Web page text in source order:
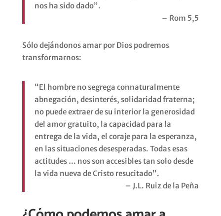
nos ha sido dado”.
– Rom 5,5
Sólo dejándonos amar por Dios podremos
transformarnos:
“El hombre no segrega connaturalmente
abnegación, desinterés, solidaridad fraterna;
no puede extraer de su interior la generosidad
del amor gratuito, la capacidad para la
entrega de la vida, el coraje para la esperanza,
en las situaciones desesperadas. Todas esas
actitudes … nos son accesibles tan solo desde
la vida nueva de Cristo resucitado”.
– J.L. Ruiz de la Peña